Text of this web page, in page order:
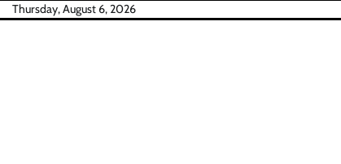
SkipThursday, August 6, 2026